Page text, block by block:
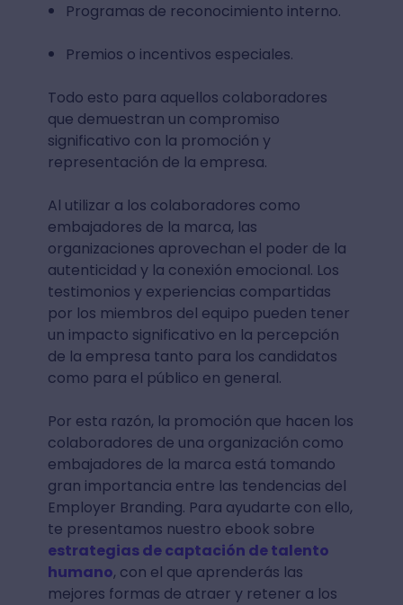
Programas de reconocimiento interno.
Premios o incentivos especiales.
Todo esto para aquellos colaboradores
que demuestran un compromiso
significativo con la promoción y
representación de la empresa.
Al utilizar a los colaboradores como
embajadores de la marca, las
organizaciones aprovechan el poder de la
autenticidad y la conexión emocional. Los
testimonios y experiencias compartidas
por los miembros del equipo pueden tener
un impacto significativo en la percepción
de la empresa tanto para los candidatos
como para el público en general.
Por esta razón, la promoción que hacen los
colaboradores de una organización como
embajadores de la marca está tomando
gran importancia entre las tendencias del
Employer Branding. Para ayudarte con ello,
te presentamos nuestro ebook sobre
estrategias de captación de talento
humano, con el que aprenderás las
mejores formas de atraer y retener a los